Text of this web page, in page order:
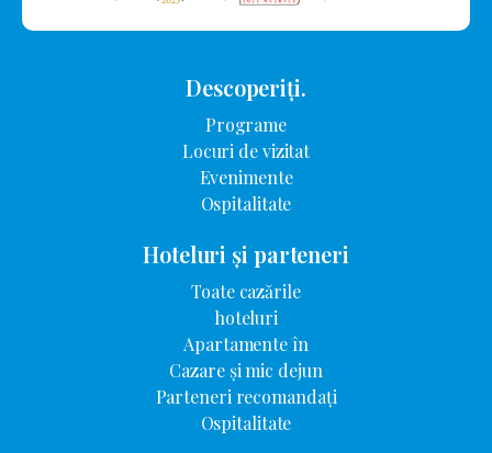
Descoperiți.
Programe
Locuri de vizitat
Evenimente
Ospitalitate
Hoteluri și parteneri
Toate cazările
hoteluri
Apartamente în
Cazare și mic dejun
Parteneri recomandați
Ospitalitate